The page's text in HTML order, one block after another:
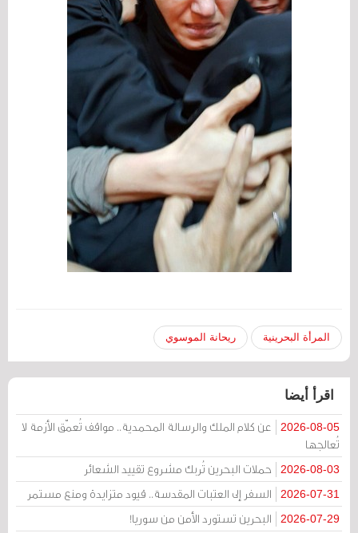
المرأة البحرينية ريحانة الموسوي
اقرأ أيضا
2026-08-05
عن كلام الملك والرسالة المحمدية.. مواقف تُعمّق الأزمة لا
تُعالجها
2026-08-03 حملات البحرين تُربك مشروع تقييد الشعائر
2026-07-31 السفر إلى العتبات المقدسة.. قيود متزايدة ومنع مستمر
2026-07-29 البحرين تستورد الأمن من سوريا!